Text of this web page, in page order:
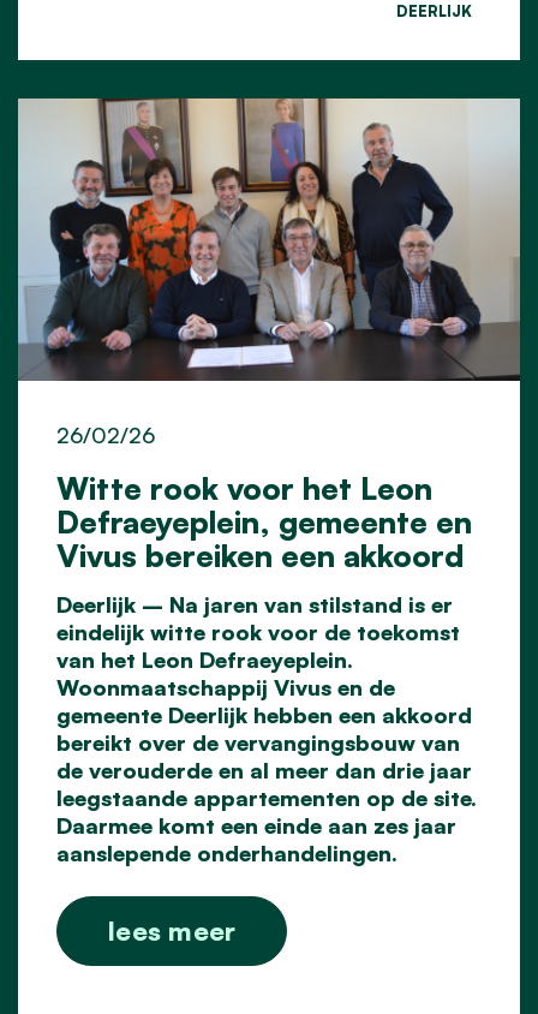
DEERLIJK
Witte rook voor het Leon
Defraeyeplein, gemeente en
Vivus bereiken een akkoord
26/02/26
Deerlijk – Na jaren van stilstand is er
eindelijk witte rook voor de toekomst
van het Leon Defraeyeplein.
Woonmaatschappij Vivus en de
gemeente Deerlijk hebben een akkoord
bereikt over de vervangingsbouw van
de verouderde en al meer dan drie jaar
leegstaande appartementen op de site.
Daarmee komt een einde aan zes jaar
aanslepende onderhandelingen.
lees meer